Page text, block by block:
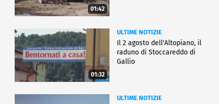
01:42
01:32
ULTIME NOTIZIE
Il 2 agosto dell'Altopiano, il
raduno di Stoccareddo di
Gallio
ULTIME NOTIZIE